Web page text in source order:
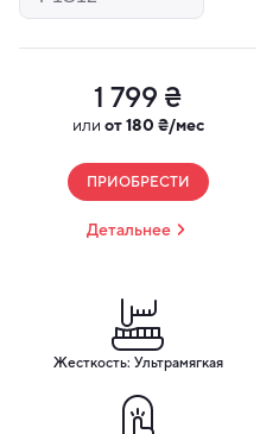
1 799 ₴
или от 180 ₴/мес
ПРИОБРЕСТИ
Детальнее
Жесткость: Ультрамягкая